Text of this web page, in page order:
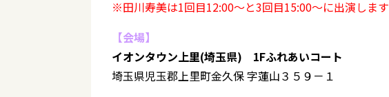
※田川寿美は1回目12:00～と3回目15:00～に出演します
【会場】
イオンタウン上里(埼玉県) 1Fふれあいコート
埼玉県児玉郡上里町金久保 字蓮山３５９－１